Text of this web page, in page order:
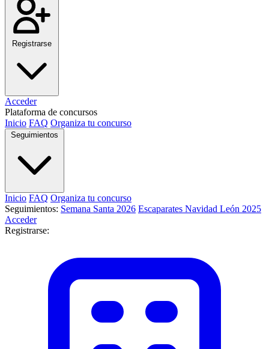
Registrarse
Acceder
Plataforma de concursos
Inicio FAQ Organiza tu concurso
Seguimientos
Inicio FAQ Organiza tu concurso
Seguimientos: Semana Santa 2026 Escaparates Navidad León 2025
Acceder
Registrarse: